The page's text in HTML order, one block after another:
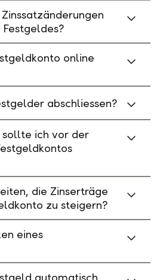
online
abschliessen?
sollte ich vor der
die Zinserträge
zu steigern?
eines